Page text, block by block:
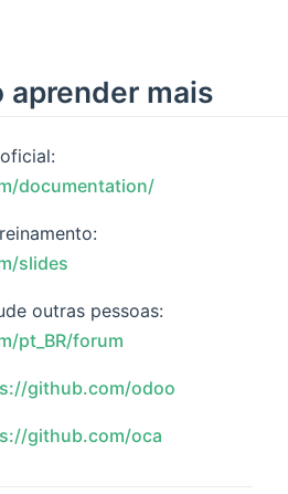
aprender mais
documentation/
slides
outras pessoas:
pt_BR/forum
github.com/odoo
github.com/oca